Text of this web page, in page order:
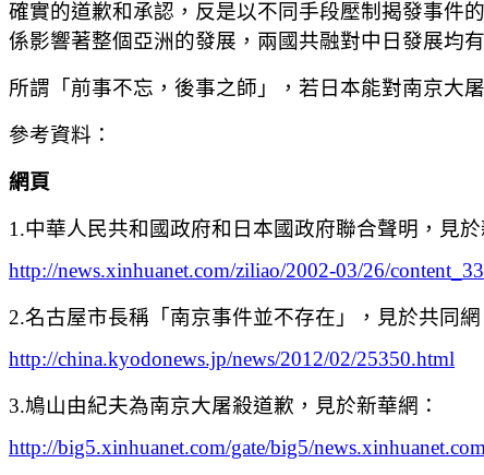
確實的道歉和承認，反是以不同手段壓制揭發事件
係影響著整個亞洲的發展，兩國共融對中日發展均
所謂「前事不忘，後事之師」，若日本能對南京大
參考資料：
網頁
1.中華人民共和國政府和日本國政府聯合聲明，見於
http://news.xinhuanet.com/ziliao/2002-03/26/
2.名古屋市長稱「南京事件並不存在」，見於共同網
http://china.kyodonews.jp/news/2012/02/25350.html
3.鳩山由紀夫為南京大屠殺道歉，見於新華網：
http://big5.xinhuanet.com/gate/big5/